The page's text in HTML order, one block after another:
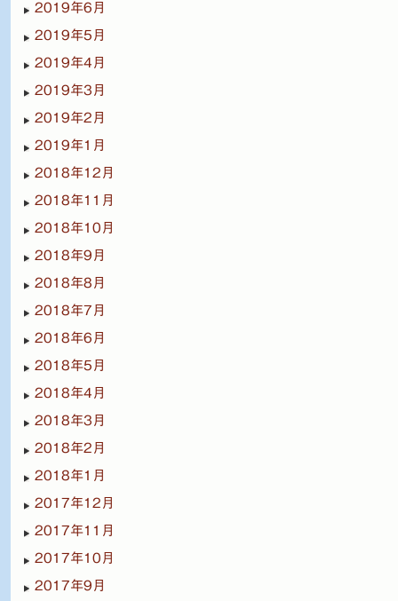
2019年6月
2019年5月
2019年4月
2019年3月
2019年2月
2019年1月
2018年12月
2018年11月
2018年10月
2018年9月
2018年8月
2018年7月
2018年6月
2018年5月
2018年4月
2018年3月
2018年2月
2018年1月
2017年12月
2017年11月
2017年10月
2017年9月